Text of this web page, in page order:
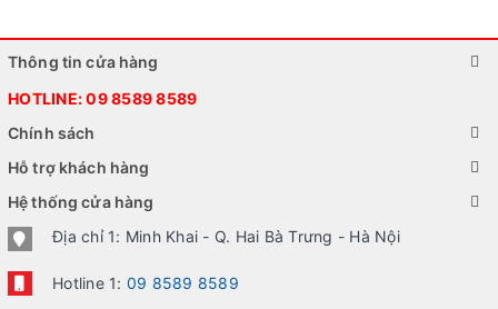
Thông tin cửa hàng
HOTLINE:09 8589 8589
Chính sách
Hỗ trợ khách hàng
Hệ thống cửa hàng
Địa chỉ 1: Minh Khai - Q. Hai Bà Trưng - Hà Nội
Hotline 1: 09 8589 8589